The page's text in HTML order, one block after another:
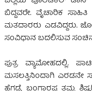
ಬಿದ್ದವರೇ. ವೈಚಾರಿಕ
ಮತದಾರರು ಎಡವಿದ್ದರು.
ಸಂವಿಧಾನ ಬದಲಿಸುವ
ಪುತ್ರ ವ್ಯಾಮೋಹದಲ್ಲಿ.
ಮಸಲತ್ತಿನಿಂದಾಗಿ ಎರಡನೇ